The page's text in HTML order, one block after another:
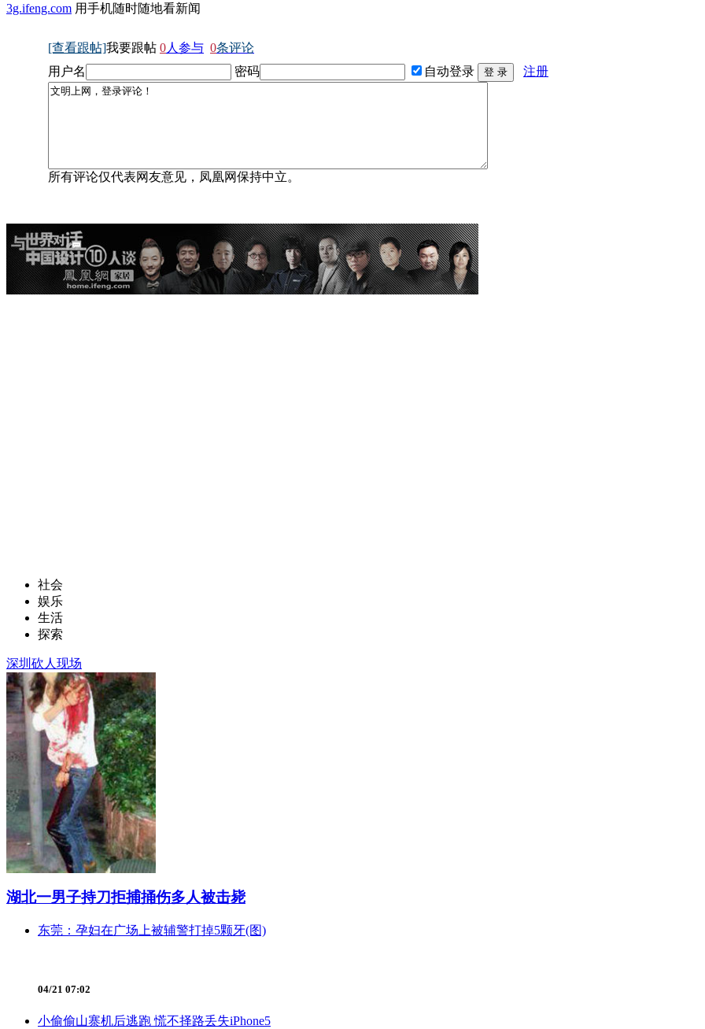
3g.ifeng.com 用手机随时随地看新闻
[查看跟帖]我要跟帖 0人参与 0条评论
用户名
密码 自动登录 注册
所有评论仅代表网友意见，凤凰网保持中立。
社会
娱乐
生活
探索
深圳砍人现场
湖北一男子持刀拒捕捅伤多人被击毙
东莞：孕妇在广场上被辅警打掉5颗牙(图)
04/21 07:02
小偷偷山寨机后逃跑 慌不择路丢失iPhone5